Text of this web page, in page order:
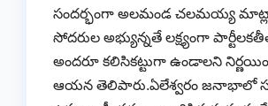
సందర్భంగా అలమండ చలమయ్య
సోదరుల అభ్యున్నతే లక్ష్యంగా
అందరూ కలిసికట్టుగా ఉండాలని
ఆయన తెలిపారు.ఏలేశ్వరం జనాభాలో